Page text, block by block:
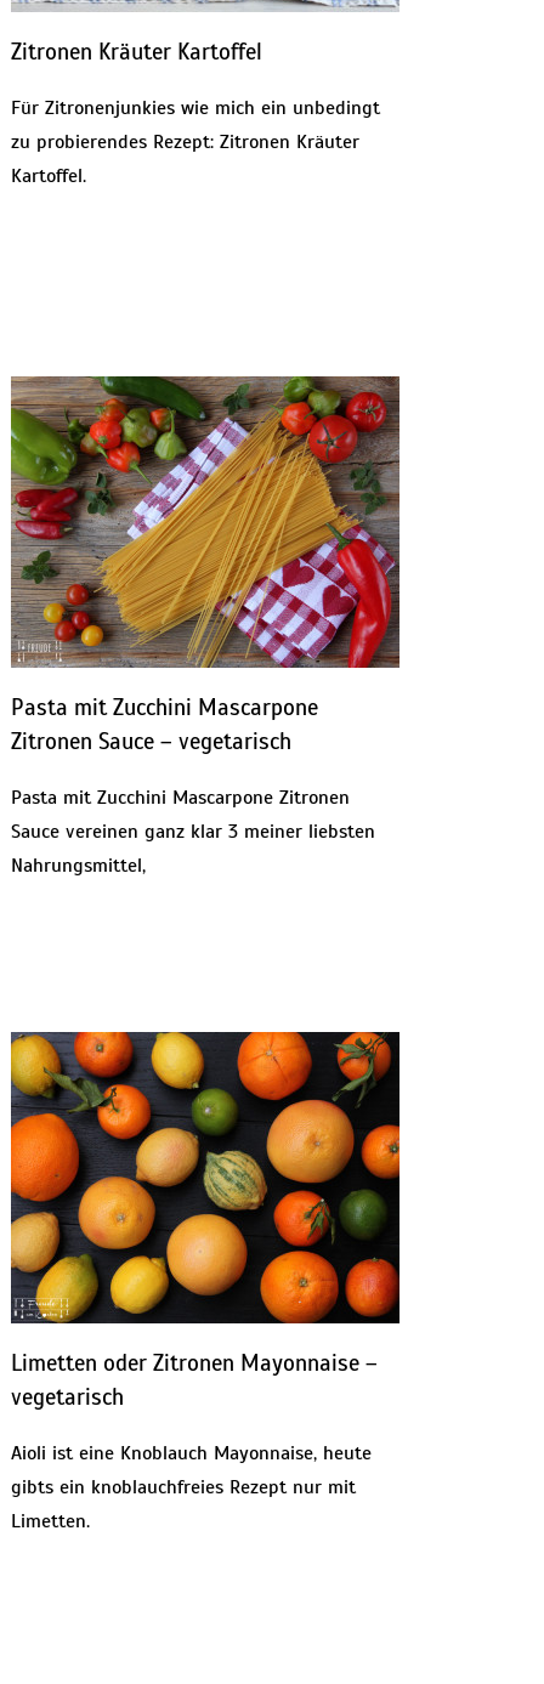
Zitronen Kräuter Kartoffel
Für Zitronenjunkies wie mich ein unbedingt
zu probierendes Rezept: Zitronen Kräuter
Kartoffel.
Pasta mit Zucchini Mascarpone
Zitronen Sauce – vegetarisch
Pasta mit Zucchini Mascarpone Zitronen
Sauce vereinen ganz klar 3 meiner liebsten
Nahrungsmittel,
Limetten oder Zitronen Mayonnaise –
vegetarisch
Aioli ist eine Knoblauch Mayonnaise, heute
gibts ein knoblauchfreies Rezept nur mit
Limetten.